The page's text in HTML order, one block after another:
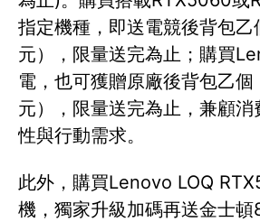
指定機種，即送電競後背包
元），限量送完為止；購買
電，也可獲贈原廠後背包乙
元），限量送完為止，兼顧消
性與行動需求。
此外，購買Lenovo LOQ
機，獨家升級加碼再送金士頓